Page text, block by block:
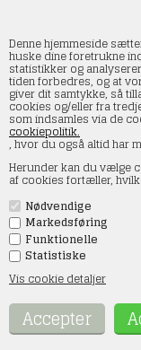
Denne hjemmeside
huske dine foretrukne
statistikker og
tiden forbedres, og at
giver dit samtykke, så
cookies og/eller fra
som indsamles via de
cookiepolitik.
, hvor du også altid har
Herunder kan du vælge
af cookies fortæller,
Nødvendige
Markedsføring
Funktionelle
Statistiske
Vis cookie detaljer
SMT8051
Forside»Tilbehør/